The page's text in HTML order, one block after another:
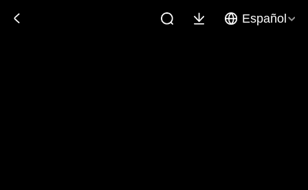
Español